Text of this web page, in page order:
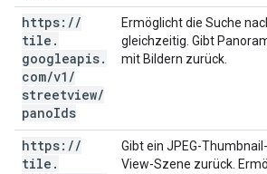
https: //
tile .
googleapis.
com/v1 /
streetview/
panoIds
Ermöglicht die Suche
gleichzeitig. Gibt
mit Bildern zurück.
https: //
tile .
Gibt ein JPEG-
View-Szene zurück.